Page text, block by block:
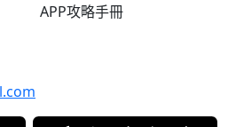
APP攻略手冊